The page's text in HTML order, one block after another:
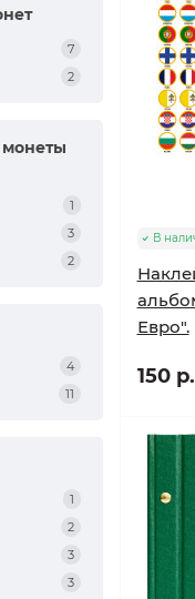
7
2
монеты
1
3
2
4
11
1
2
3
3
В
Евро".
150 р.